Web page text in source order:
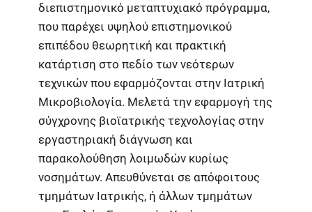
διεπιστημονικό μεταπτυχιακό πρόγραμμα,
που παρέχει υψηλού επιστημονικού
επιπέδου θεωρητική και πρακτική
κατάρτιση στο πεδίο των νεότερων
τεχνικών που εφαρμόζονται στην Ιατρική
Μικροβιολογία. Μελετά την εφαρμογή της
σύγχρονης βιοϊατρικής τεχνολογίας στην
εργαστηριακή διάγνωση και
παρακολούθηση λοιμωδών κυρίως
νοσημάτων. Απευθύνεται σε απόφοιτους
τμημάτων Ιατρικής, ή άλλων τμημάτων